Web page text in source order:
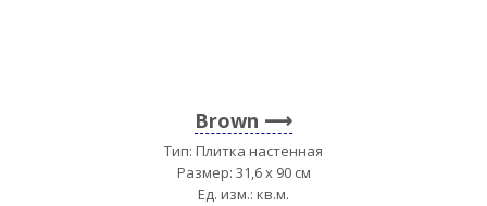
Brown
Тип: Плитка настенная
Размер: 31,6 x 90 см
Ед. изм.: кв.м.